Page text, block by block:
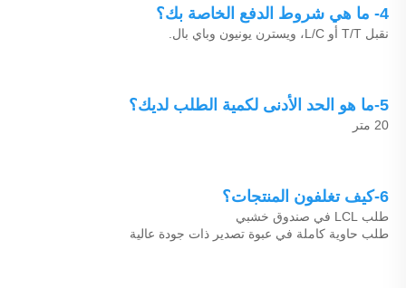
4- ما هي شروط الدفع الخاصة بك؟
نقبل T/T أو L/C، ويسترن يونيون وباي بال.
5-ما هو الحد الأدنى لكمية الطلب لديك؟
20 متر
6-كيف تغلفون المنتجات؟
طلب LCL في صندوق خشبي
طلب حاوية كاملة في عبوة تصدير ذات جودة عالية